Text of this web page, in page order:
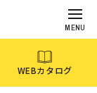
MENU
WEBカタログ